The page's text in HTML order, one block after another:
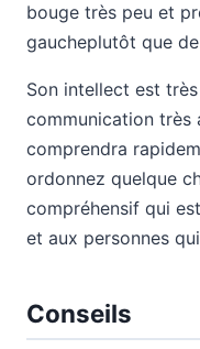
bouge très peu et
gaucheplutôt que
Son intellect est
communication très
comprendra
ordonnez quelque
compréhensif qui
et aux personnes
Conseils